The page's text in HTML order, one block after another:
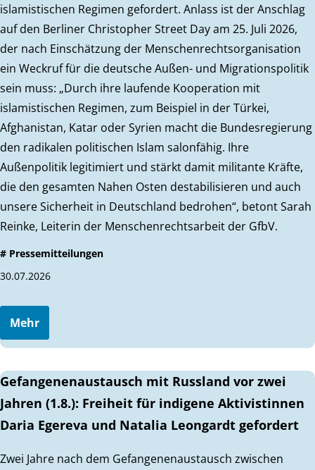
islamistischen Regimen gefordert. Anlass ist der Anschlag
auf den Berliner Christopher Street Day am 25. Juli 2026,
der nach Einschätzung der Menschenrechtsorganisation
ein Weckruf für die deutsche Außen- und Migrationspolitik
sein muss: „Durch ihre laufende Kooperation mit
islamistischen Regimen, zum Beispiel in der Türkei,
Afghanistan, Katar oder Syrien macht die Bundesregierung
den radikalen politischen Islam salonfähig. Ihre
Außenpolitik legitimiert und stärkt damit militante Kräfte,
die den gesamten Nahen Osten destabilisieren und auch
unsere Sicherheit in Deutschland bedrohen“, betont Sarah
Reinke, Leiterin der Menschenrechtsarbeit der GfbV.
# Pressemitteilungen
30.07.2026
Mehr
Gefangenenaustausch mit Russland vor zwei
Jahren (1.8.): Freiheit für indigene Aktivistinnen
Daria Egereva und Natalia Leongardt gefordert
Zwei Jahre nach dem Gefangenenaustausch zwischen